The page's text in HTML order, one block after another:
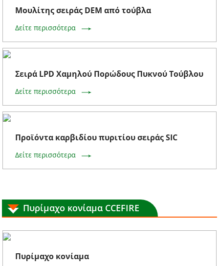
Μουλίτης σειράς DEM από τούβλα
Δείτε περισσότερα
Σειρά LPD Χαμηλού Πορώδους Πυκνού Τούβλου
Δείτε περισσότερα
Προϊόντα καρβιδίου πυριτίου σειράς SIC
Δείτε περισσότερα
Πυρίμαχο κονίαμα CCEFIRE
Πυρίμαχο κονίαμα